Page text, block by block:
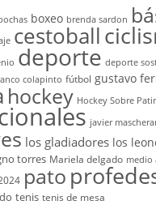
boxeo brenda sardon
cestoball
deporte deporte
colapinto fútbol gustavo
hockey Hockey Sobre
javier
los gladiadores los
torres Mariela delgado medio
pato
tenis tenis de mesa